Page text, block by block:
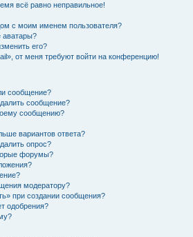
всё равно неправильное!
с моим именем пользователя?
аватары?
его?
от меня требуют войти на конференцию!
сообщение?
сообщение?
сообщению?
вариантов ответа?
опрос?
форумы?
модератору?
при создании сообщения?
одобрения?